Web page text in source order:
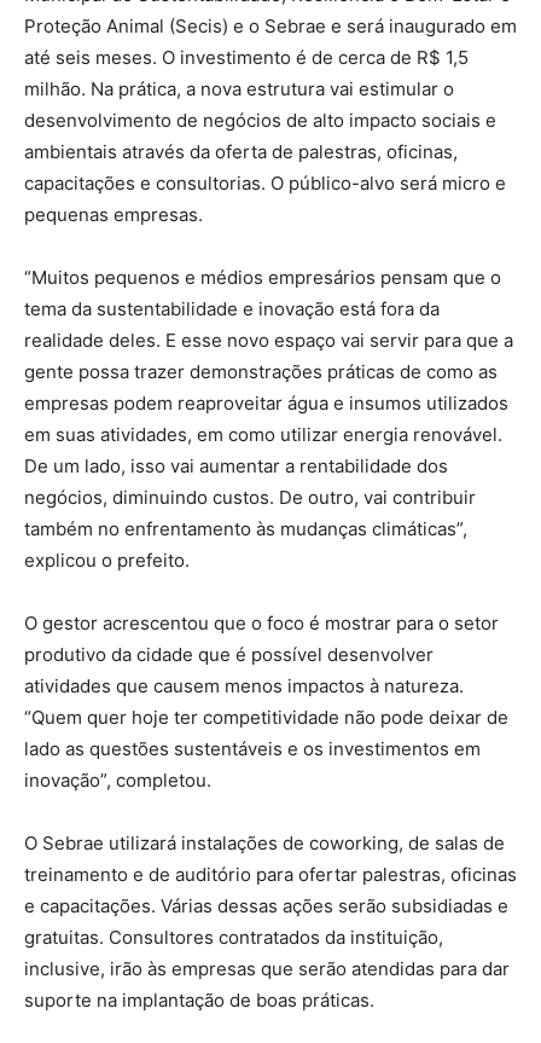
Proteção Animal (Secis) e o Sebrae e será inaugurado em
até seis meses. O investimento é de cerca de R$ 1,5
milhão. Na prática, a nova estrutura vai estimular o
desenvolvimento de negócios de alto impacto sociais e
ambientais através da oferta de palestras, oficinas,
capacitações e consultorias. O público-alvo será micro e
pequenas empresas.
“Muitos pequenos e médios empresários pensam que o
tema da sustentabilidade e inovação está fora da
realidade deles. E esse novo espaço vai servir para que a
gente possa trazer demonstrações práticas de como as
empresas podem reaproveitar água e insumos utilizados
em suas atividades, em como utilizar energia renovável.
De um lado, isso vai aumentar a rentabilidade dos
negócios, diminuindo custos. De outro, vai contribuir
também no enfrentamento às mudanças climáticas”,
explicou o prefeito.
O gestor acrescentou que o foco é mostrar para o setor
produtivo da cidade que é possível desenvolver
atividades que causem menos impactos à natureza.
“Quem quer hoje ter competitividade não pode deixar de
lado as questões sustentáveis e os investimentos em
inovação”, completou.
O Sebrae utilizará instalações de coworking, de salas de
treinamento e de auditório para ofertar palestras, oficinas
e capacitações. Várias dessas ações serão subsidiadas e
gratuitas. Consultores contratados da instituição,
inclusive, irão às empresas que serão atendidas para dar
suporte na implantação de boas práticas.